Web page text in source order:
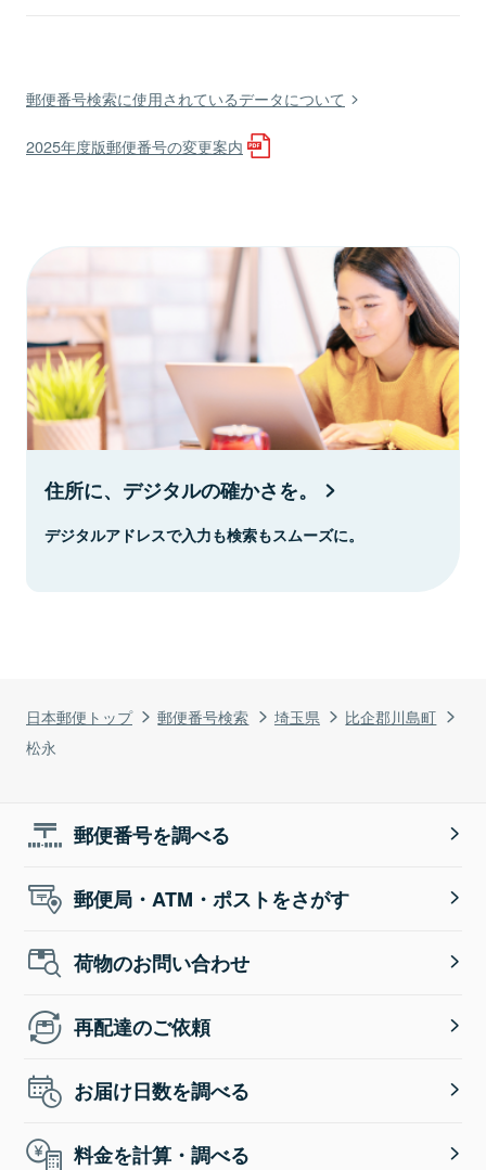
日本郵便トップ 郵便番号検索 埼玉県
比企郡川島町
松永
郵便番号検索に使用されているデータについて
2025年度版郵便番号の変更案内
住所に、デジタルの確かさを。
デジタルアドレスで入力も検索もスムーズに。
郵便番号を調べる
郵便局・ATM・ポストをさがす
荷物のお問い合わせ
再配達のご依頼
お届け日数を調べる
料金を計算・調べる